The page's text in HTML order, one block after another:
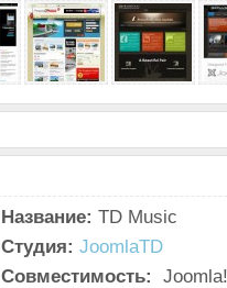
Название: TD Music
Студия: JoomlaTD
Совместимость: